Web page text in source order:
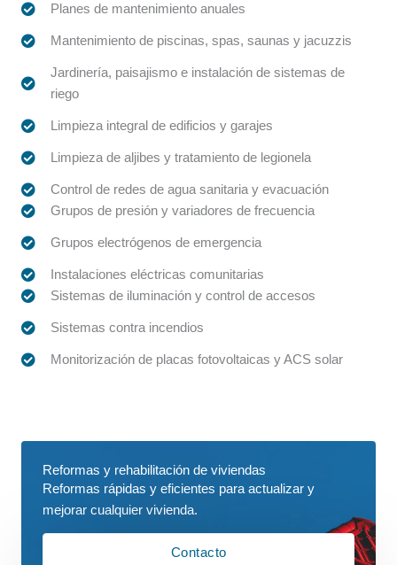
Planes de mantenimiento anuales
Mantenimiento de piscinas, spas, saunas y jacuzzis
Jardinería, paisajismo e instalación de sistemas de
riego
Limpieza integral de edificios y garajes
Limpieza de aljibes y tratamiento de legionela
Control de redes de agua sanitaria y evacuación
Grupos de presión y variadores de frecuencia
Grupos electrógenos de emergencia
Instalaciones eléctricas comunitarias
Sistemas de iluminación y control de accesos
Sistemas contra incendios
Monitorización de placas fotovoltaicas y ACS solar
Reformas y rehabilitación de viviendas​
Reformas rápidas y eficientes para actualizar y
mejorar cualquier vivienda.
Contacto